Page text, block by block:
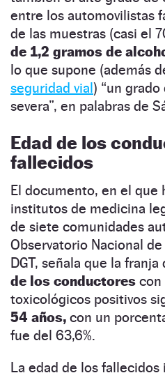
entre los automovilistas
de las muestras (casi el
de 1,2 gramos de
lo que supone (además
seguridad vial) “un
severa”, en palabras de
Edad de los
fallecidos
El documento, en el que
institutos de medicina
de siete comunidades
Observatorio Nacional
DGT, señala que la franja
de los conductores con
toxicológicos positivos
54 años, con un
fue del 63,6%.
La edad de los fallecidos